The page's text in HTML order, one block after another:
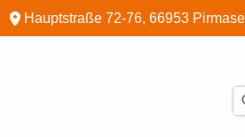
Hauptstraße 72-76, 66953